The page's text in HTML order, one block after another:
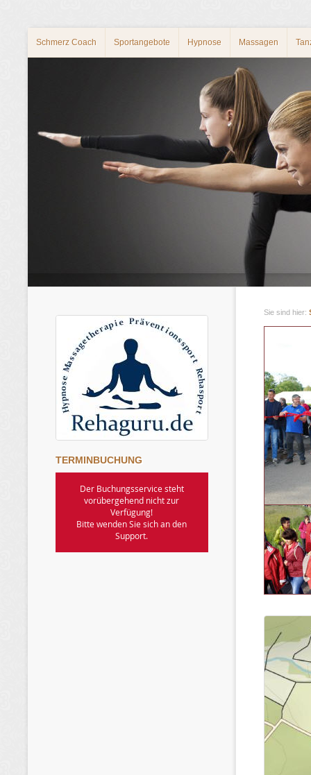
Schmerz Coach Sportangebote Hypnose Massagen
TERMINBUCHUNG
Sie sind hier: